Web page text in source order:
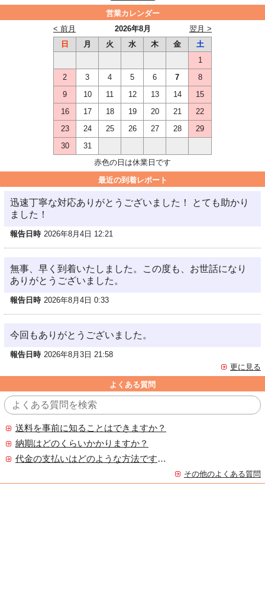
営業カレンダー
2026年8月
< 前月
翌月 >
日
月 火 水 木 金
土
1
2
3 4 5 6 7
8
9
10 11 12 13 14
15
16
17 18 19 20 21
22
23
24 25 26 27 28
29
30
31
赤色の日は休業日です
最近の到着レポート
迅速丁寧な対応ありがとうございました！ とても助かり
ました！
報告日時 2026年8月4日 12:21
無事、早く到着いたしました。この度も、お世話になり
ありがとうございました。
報告日時 2026年8月4日 0:33
今回もありがとうございました。
報告日時 2026年8月3日 21:58
更に見る
よくある質問
送料を事前に知ることはできますか？
納期はどのくらいかかりますか？
代金の支払いはどのような方法ですか？
その他のよくある質問